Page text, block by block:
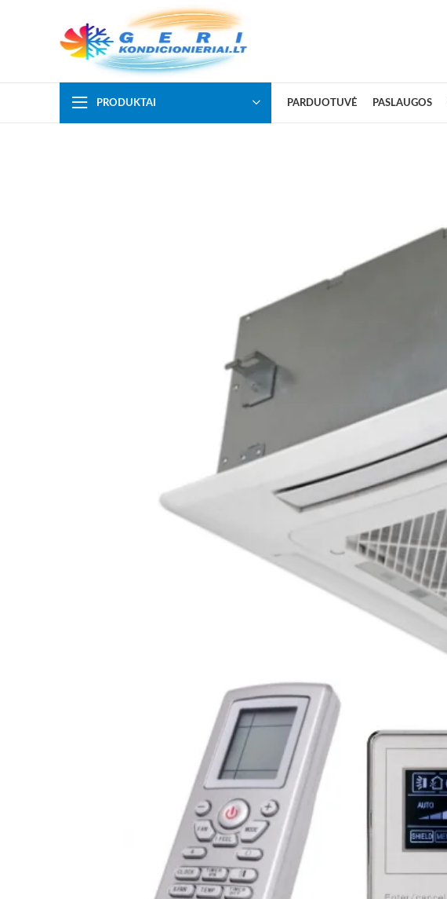
PRODUKTAI PARDUOTUVĖ PASLAUGOS